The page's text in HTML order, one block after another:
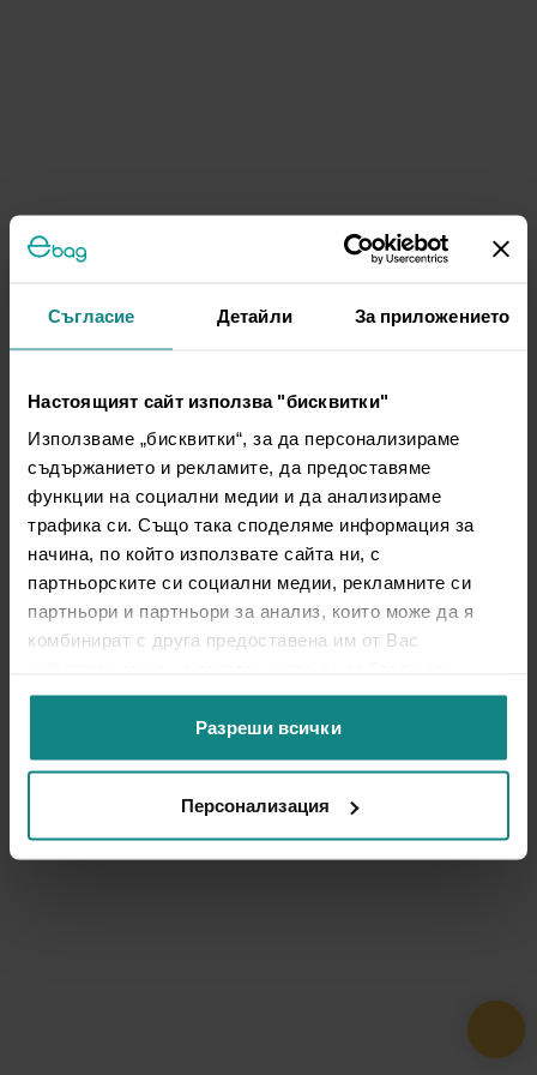
Съгласие Детайли За приложението
Настоящият сайт използва "бисквитки"
Използваме „бисквитки“, за да персонализираме
съдържанието и рекламите, да предоставяме
функции на социални медии и да анализираме
трафика си. Също така споделяме информация за
начина, по който използвате сайта ни, с
партньорските си социални медии, рекламните си
партньори и партньори за анализ, които може да я
комбинират с друга предоставена им от Вас
ползването от Ваша страна на услугите им.
Разреши всички
Персонализация